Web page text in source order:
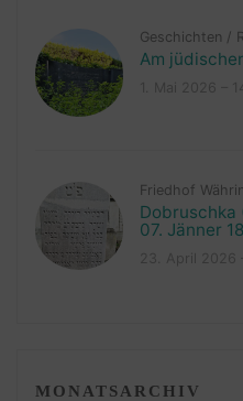
Geschichten /
Am
Friedhof
Dobruschka
07. Jänner
MONATSARCHIV